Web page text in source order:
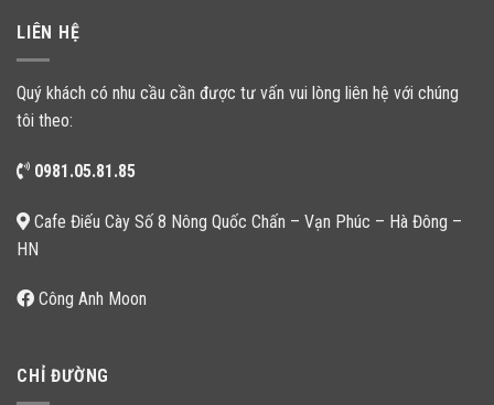
LIÊN HỆ
Quý khách có nhu cầu cần được tư vấn vui lòng liên hệ với chúng
tôi theo:
0981.05.81.85
Cafe Điếu Cày Số 8 Nông Quốc Chấn – Vạn Phúc – Hà Đông –
HN
Công Anh Moon
CHỈ ĐƯỜNG